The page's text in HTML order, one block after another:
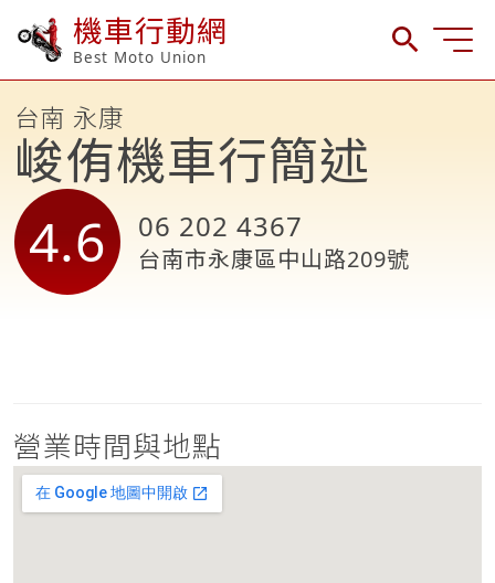
機車行動網
Best Moto Union
台南 永康
峻侑機車行簡述
4.6 06 202 4367
台南市永康區中山路209號
營業時間與地點